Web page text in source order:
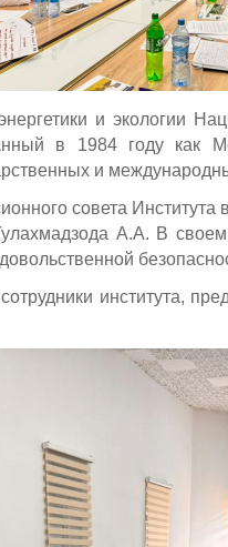
и экологии
в 1984 году как
и
совета
А.А. В
института,